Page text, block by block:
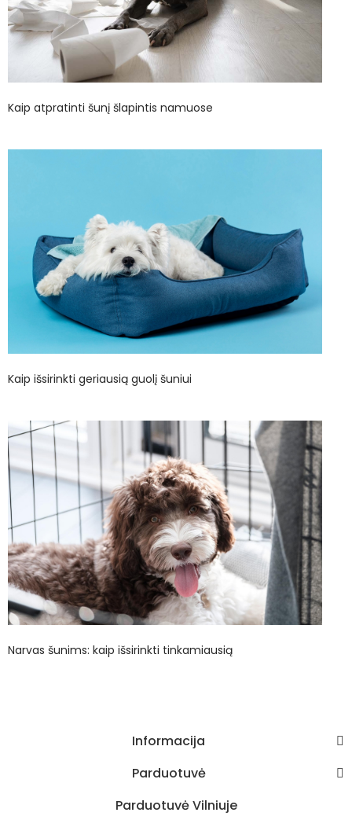
Kaip atpratinti šunį šlapintis namuose
Kaip išsirinkti geriausią guolį šuniui
Narvas šunims: kaip išsirinkti tinkamiausią
Informacija
Parduotuvė
Parduotuvė Vilniuje